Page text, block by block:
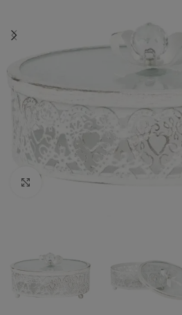
Aumentar Imagem